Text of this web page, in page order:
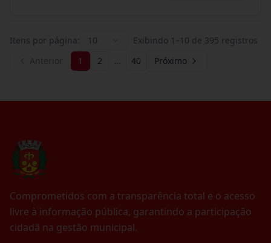
Itens por página: 10 Exibindo 1 –10 de 395 registros
1 2 … 40 Próximo
Comprometidos com a transparência total e o acesso
livre à informação pública, garantindo a participação
cidadã na gestão municipal.